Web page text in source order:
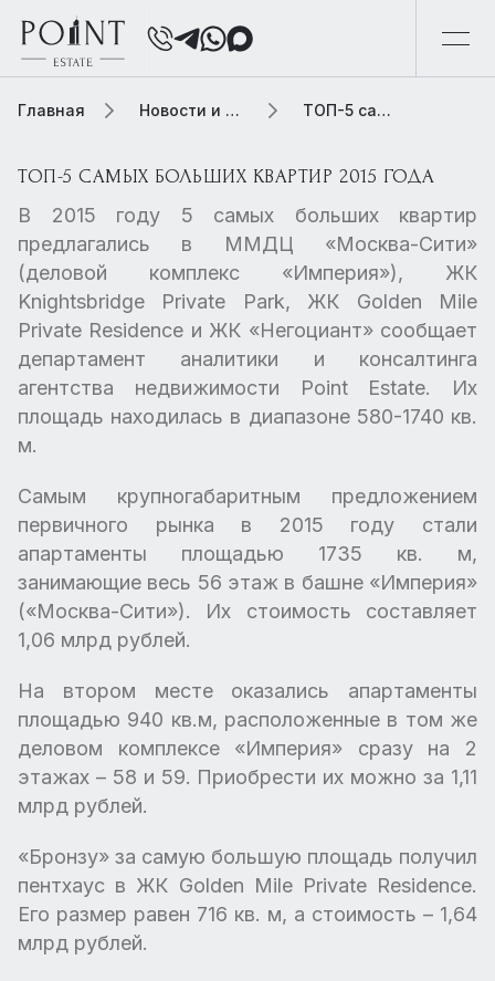
Главная Новости и обзоры ТОП-5 самых больших квартир 2015 года
ТОП-5 САМЫХ БОЛЬШИХ КВАРТИР 2015 ГОДА
В 2015 году 5 самых больших квартир
предлагались в ММДЦ «Москва-Сити»
(деловой комплекс «Империя»), ЖК
Knightsbridge Private Park, ЖК Golden Mile
Private Residence и ЖК «Негоциант» сообщает
департамент аналитики и консалтинга
агентства недвижимости Point Estate. Их
площадь находилась в диапазоне 580-1740 кв.
м.
Самым крупногабаритным предложением
первичного рынка в 2015 году стали
апартаменты площадью 1735 кв. м,
занимающие весь 56 этаж в башне «Империя»
(«Москва-Сити»). Их стоимость составляет
1,06 млрд рублей.
На втором месте оказались апартаменты
площадью 940 кв.м, расположенные в том же
деловом комплексе «Империя» сразу на 2
этажах – 58 и 59. Приобрести их можно за 1,11
млрд рублей.
«Бронзу» за самую большую площадь получил
пентхаус в ЖК Golden Mile Private Residence.
Его размер равен 716 кв. м, а стоимость – 1,64
млрд рублей.